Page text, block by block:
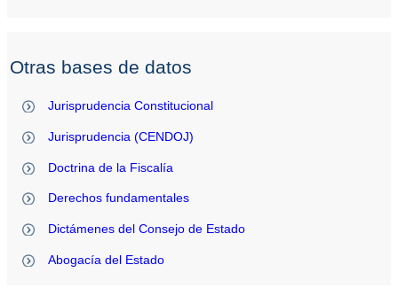
Otras bases de datos
Jurisprudencia Constitucional
Jurisprudencia (CENDOJ)
Doctrina de la Fiscalía
Derechos fundamentales
Dictámenes del Consejo de Estado
Abogacía del Estado